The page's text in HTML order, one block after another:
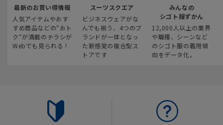
最新のお買い得情報
人気アイテムやおす
すめ商品などの“おト
ク“が満載のチラシが
Webでも見られる！
スーツスクエア
ビジネスウェアがな
んでも揃う、4つのブ
ランドが一体となっ
た新感覚の複合型ス
トアです
みんなの
シゴト服ずかん
12,000人以上の業界
や職種、シーンなど
のシゴト服の着用傾
向をデータ化。